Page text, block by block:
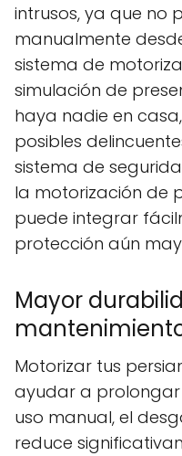
intrusos, ya que no
manualmente
sistema de
simulación de
haya nadie en
posibles
sistema de
la motorización de
puede integrar
protección aún
Mayor
Motorizar tus
ayudar a prolongar
uso manual, el
reduce